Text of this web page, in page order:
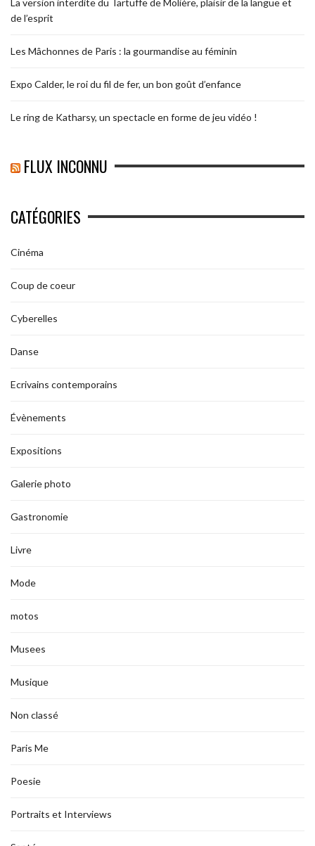
de l’esprit
Les Mâchonnes de Paris : la gourmandise au féminin
Expo Calder, le roi du fil de fer, un bon goût d’enfance
Le ring de Katharsy, un spectacle en forme de jeu vidéo !
FLUX INCONNU
CATÉGORIES
Cinéma
Coup de coeur
Cyberelles
Danse
Ecrivains contemporains
Évènements
Expositions
Galerie photo
Gastronomie
Livre
Mode
motos
Musees
Musique
Non classé
Paris Me
Poesie
Portraits et Interviews